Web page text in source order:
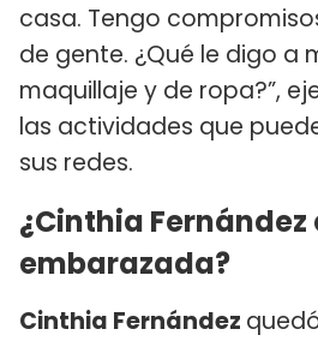
casa. Tengo
de gente. ¿Qué le digo a
maquillaje y de ropa?”,
las actividades que
sus redes.
¿Cinthia Fernández
embarazada?
Cinthia Fernández